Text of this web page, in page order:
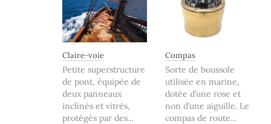
Claire-voie
Petite superstructure
de pont, équipée de
deux panneaux
inclinés et vitrés,
protégés par des...
Compas
Sorte de boussole
utilisée en marine,
dotée d’une rose et
non d’une aiguille. Le
compas de route...